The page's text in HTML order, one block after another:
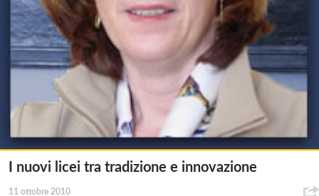
I nuovi licei tra tradizione e innovazione
11 ottobre 2010